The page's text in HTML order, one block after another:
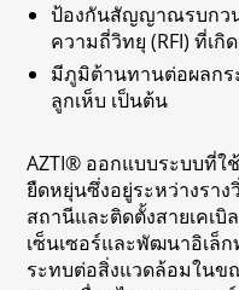
ป้องกันสัญญาณรบกว
ความถี่วิทยุ (RFI) ที่เ
มีภูมิต้านทานต่อผลกร
ลูกเห็บ เป็นต้น
AZTI® ออกแบบระบบที่ใ
ยืดหยุ่นซึ่งอยู่ระหว่างรา
สถานีและติดตั้งสายเคเบิ
เซ็นเซอร์และพัฒนาอิเล็
ระทบต่อสิ่งแวดล้อมในข